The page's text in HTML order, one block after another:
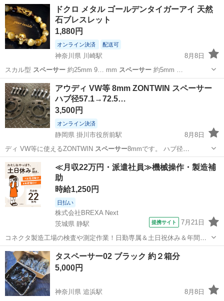
ドクロ メタル ゴールデンタイガーアイ 天然
石ブレスレット
1,880円
オンライン決済 配送可
神奈川県 川崎駅
8月8日
スカル型 スペーサー約25mm 9… mm スペーサー 約5mm …
神奈川 川崎市 川崎駅 アクセサリー
アウディ VW等 8mm ZONTWIN スペーサー
ハブ径57.1→72.5…
3,500円
オンライン決済
静岡県 掛川市役所前駅
8月8日
ディ VW等に使えるZONTWIN スペーサー8mmです。 ハブ径
57.1→7…
静岡 掛川市 掛川市役所前駅 タイヤ、ホイール
≪月収22万円・派遣社員≫機械操作・製造補
助
時給1,250円
日払い
株式会社BREXA Next
茨城県 静駅
提携サイト 7月21日
コネクタ製造工場の検査や測定作業！日勤専属＆土日祝休み＆年間休
日128日★クリーンルーム内作業★マイカー通勤OK＆無料駐車場あり
★就業先食堂利用可！日払い制度あり！《茨城県常陸大宮市》 人気の
工場のお仕事 ◇コネクタ製造工...
茨城 常陸大宮市 静駅 その他
タスペーサー02 ブラック 約２箱分
5,000円
神奈川県 追浜駅
8月8日